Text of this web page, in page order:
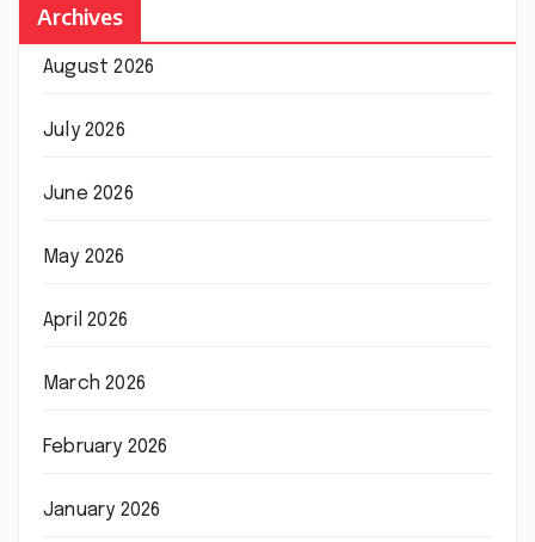
Archives
August 2026
July 2026
June 2026
May 2026
April 2026
March 2026
February 2026
January 2026